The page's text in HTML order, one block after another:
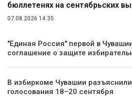
бюллетенях на сентябрьских
07.08.2026 14:35
"Единая Россия" первой в
соглашение о защите
В избиркоме Чувашии
голосования 18–20 сентября